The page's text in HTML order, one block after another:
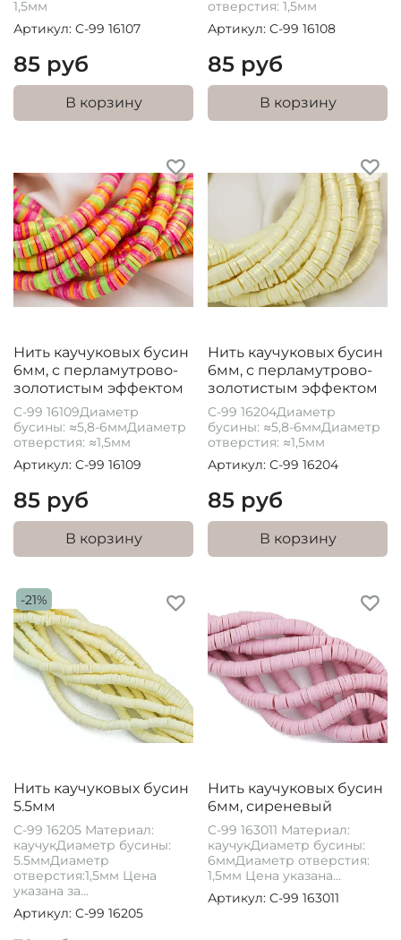
1,5мм
Артикул: C-99 16107
85 руб
В корзину
отверстия: 1,5мм
Артикул: C-99 16108
85 руб
В корзину
Нить каучуковых бусин
6мм, с перламутрово-
золотистым эффектом
C-99 16109Диаметр
бусины: ≈5,8-6ммДиаметр
отверстия: ≈1,5мм
Артикул: C-99 16109
85 руб
В корзину
Нить каучуковых бусин
6мм, с перламутрово-
золотистым эффектом
С-99 16204Диаметр
бусины: ≈5,8-6ммДиаметр
отверстия: ≈1,5мм
Артикул: С-99 16204
85 руб
В корзину
-21%
Нить каучуковых бусин
5.5мм
С-99 16205 Материал:
каучукДиаметр бусины:
5.5ммДиаметр
отверстия:1,5мм Цена
указана за...
Артикул: C-99 16205
Нить каучуковых бусин
6мм, сиреневый
C-99 163011 Материал:
каучукДиаметр бусины:
6ммДиаметр отверстия:
1,5мм Цена указана...
Артикул: C-99 163011